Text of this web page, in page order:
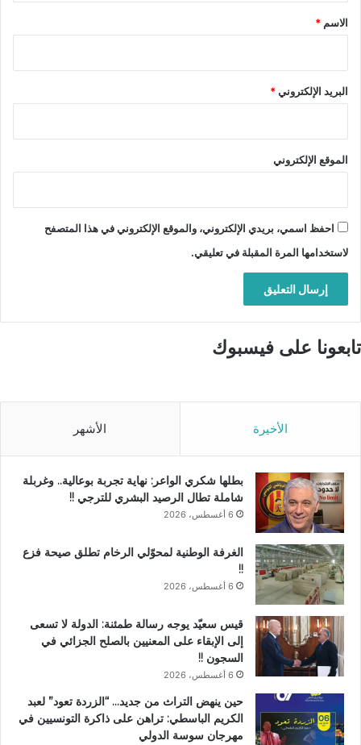
*
الاسم *
البريد الإلكتروني*
الموقع الإلكتروني
احفظ اسمي، بريدي الإلكتروني، والموقع الإلكتروني في هذا المتصفح
لاستخدامها المرة المقبلة في تعليقي.
تابعونا على فيسبوك
الأخيرة الأشهر
بطلها شكري الواعر: نهاية تجربة بوعالية.. وغربلة
شاملة تطال الرصيد البشري للترجي !!
6 أغسطس، 2026
الغرفة الوطنية لمحوّلي الرخام تطلق صيحة فزع
!!
6 أغسطس، 2026
قيس سعيّد يوجه رسالة طمئنة: الدولة لا تسعى
إلى الإبقاء على المعنيين بالصلح الجزائي في
السجون !!
6 أغسطس، 2026
حين ينهض التراث من جديد… “الزردة تعود” لعبد
الكريم الباسطي: تراهن على ذاكرة التونسيين في
مهرجان سوسة الدولي